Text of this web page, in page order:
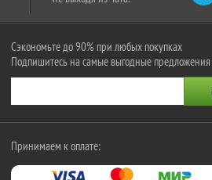
Сэкономьте до 90% при любых покупках
Подпишитесь на самые выгодные предложения
Принимаем к оплате: